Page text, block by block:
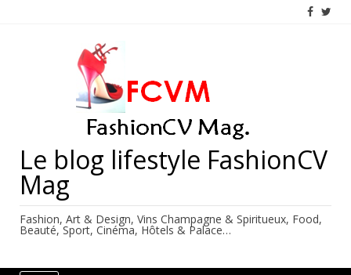
Le blog lifestyle FashionCV
Mag
Fashion, Art & Design, Vins Champagne & Spiritueux, Food,
Beauté, Sport, Cinéma, Hôtels & Palace…